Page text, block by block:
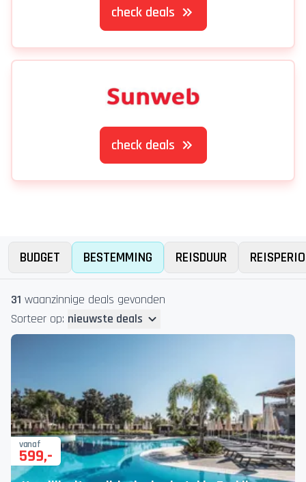
check deals
check deals
BUDGET BESTEMMING REISDUUR
31 waanzinnige deals gevonden
Sorteer op: nieuwste deals
vanaf
599,-